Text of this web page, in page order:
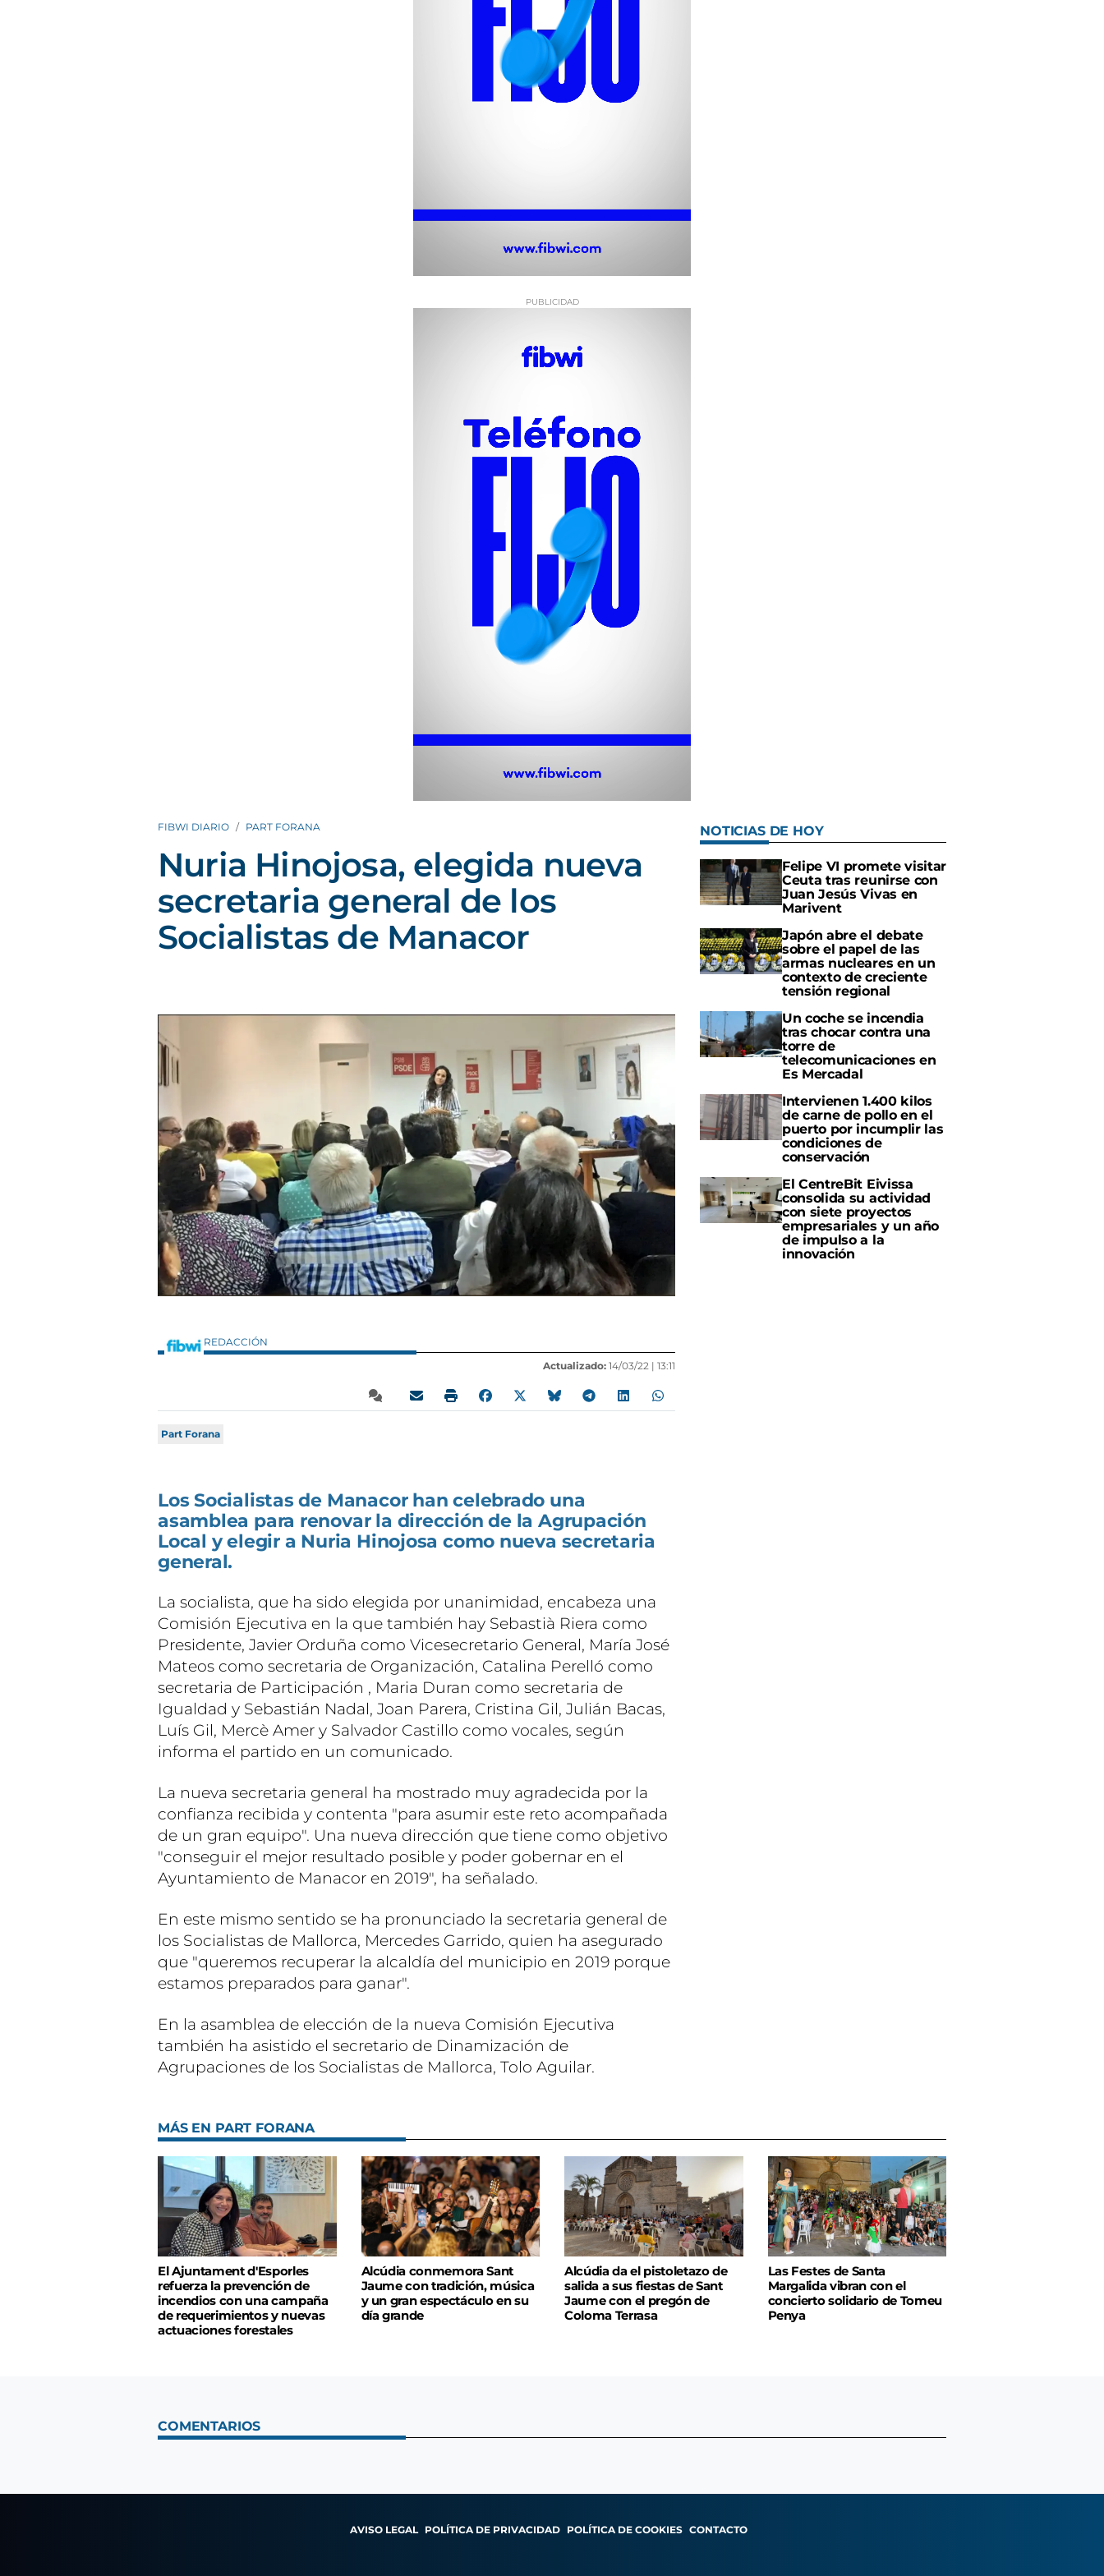
FIBWI DIARIO PART FORANA
Nuria Hinojosa, elegida nueva
secretaria general de los
Socialistas de Manacor
REDACCIÓN
Actualizado: 14/03/22 | 13:11
Part Forana
Los Socialistas de Manacor han celebrado una
asamblea para renovar la dirección de la Agrupación
Local y elegir a Nuria Hinojosa como nueva secretaria
general.
La socialista, que ha sido elegida por unanimidad, encabeza una
Comisión Ejecutiva en la que también hay Sebastià Riera como
Presidente, Javier Orduña como Vicesecretario General, María José
Mateos como secretaria de Organización, Catalina Perelló como
secretaria de Participación , Maria Duran como secretaria de
Igualdad y Sebastián Nadal, Joan Parera, Cristina Gil, Julián Bacas,
Luís Gil, Mercè Amer y Salvador Castillo como vocales, según
informa el partido en un comunicado.
La nueva secretaria general ha mostrado muy agradecida por la
confianza recibida y contenta "para asumir este reto acompañada
de un gran equipo". Una nueva dirección que tiene como objetivo
"conseguir el mejor resultado posible y poder gobernar en el
Ayuntamiento de Manacor en 2019", ha señalado.
En este mismo sentido se ha pronunciado la secretaria general de
los Socialistas de Mallorca, Mercedes Garrido, quien ha asegurado
que "queremos recuperar la alcaldía del municipio en 2019 porque
estamos preparados para ganar".
En la asamblea de elección de la nueva Comisión Ejecutiva
también ha asistido el secretario de Dinamización de
Agrupaciones de los Socialistas de Mallorca, Tolo Aguilar.
NOTICIAS DE HOY
Felipe VI promete visitar
Ceuta tras reunirse con
Juan Jesús Vivas en
Marivent
Japón abre el debate
sobre el papel de las
armas nucleares en un
contexto de creciente
tensión regional
Un coche se incendia
tras chocar contra una
torre de
telecomunicaciones en
Es Mercadal
Intervienen 1.400 kilos
de carne de pollo en el
puerto por incumplir las
condiciones de
conservación
El CentreBit Eivissa
consolida su actividad
con siete proyectos
empresariales y un año
de impulso a la
innovación
MÁS EN PART FORANA
El Ajuntament d'Esporles
refuerza la prevención de
incendios con una campaña
de requerimientos y nuevas
actuaciones forestales
Alcúdia conmemora Sant
Jaume con tradición, música
y un gran espectáculo en su
día grande
Alcúdia da el pistoletazo de
salida a sus fiestas de Sant
Jaume con el pregón de
Coloma Terrasa
Las Festes de Santa
Margalida vibran con el
concierto solidario de Tomeu
Penya
COMENTARIOS
AVISO LEGAL POLÍTICA DE PRIVACIDAD POLÍTICA DE COOKIES CONTACTO